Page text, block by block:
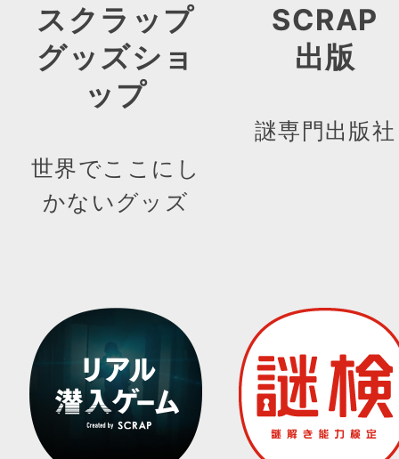
スクラップ
グッズショ
ップ
世界でここにし
かないグッズ
SCRAP
出版
謎専門出版社